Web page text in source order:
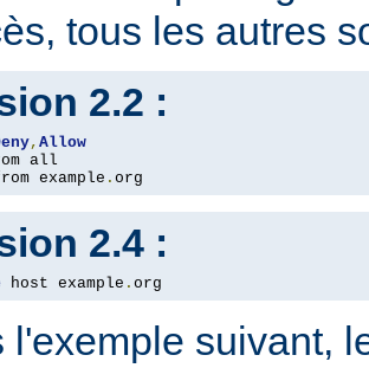
tous les autres
2.2 :
, Allow
example . org
2.4 :
host example . org
l'exemple suivant,